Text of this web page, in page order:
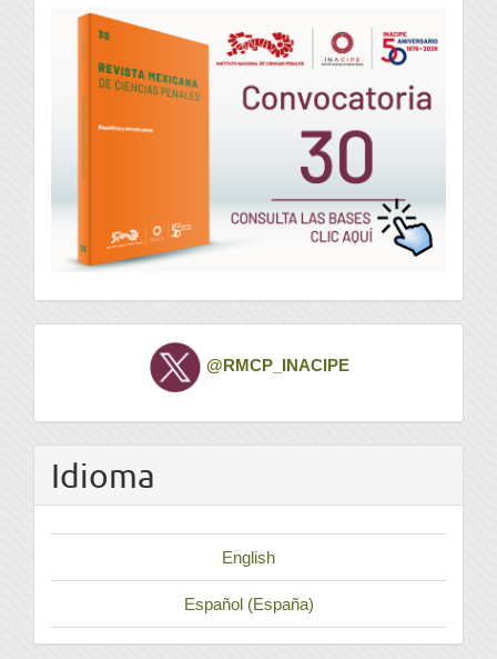
convocatoria
Twitter @RMCP_INACIPE
Idioma
English
Español (España)